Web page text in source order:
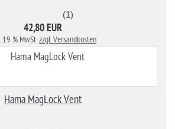
(1)
42,80 EUR
19 % MwSt.zzgl. Versandkosten
Hama MagLock Vent